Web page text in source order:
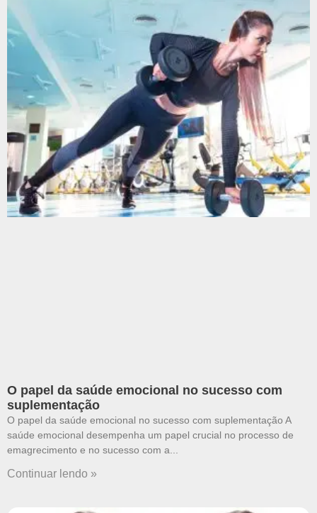
O papel da saúde emocional no sucesso com
suplementação
O papel da saúde emocional no sucesso com suplementação A
saúde emocional desempenha um papel crucial no processo de
emagrecimento e no sucesso com a
Continuar lendo »